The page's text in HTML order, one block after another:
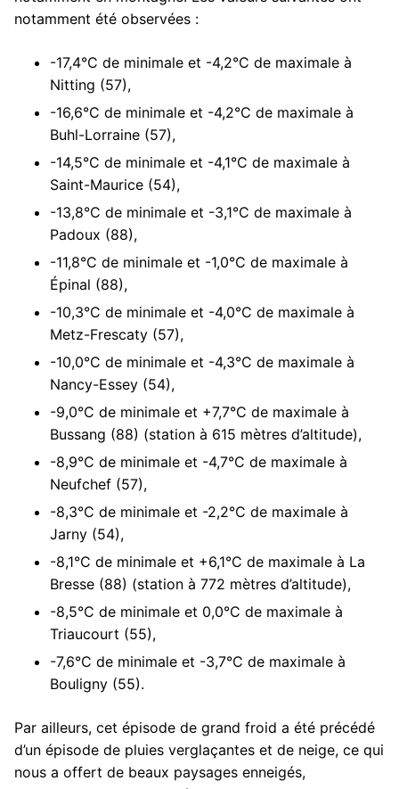
notamment été observées :
-17,4°C de minimale et -4,2°C de maximale à
Nitting (57),
-16,6°C de minimale et -4,2°C de maximale à
Buhl-Lorraine (57),
-14,5°C de minimale et -4,1°C de maximale à
Saint-Maurice (54),
-13,8°C de minimale et -3,1°C de maximale à
Padoux (88),
-11,8°C de minimale et -1,0°C de maximale à
Épinal (88),
-10,3°C de minimale et -4,0°C de maximale à
Metz-Frescaty (57),
-10,0°C de minimale et -4,3°C de maximale à
Nancy-Essey (54),
-9,0°C de minimale et +7,7°C de maximale à
Bussang (88) (station à 615 mètres d’altitude),
-8,9°C de minimale et -4,7°C de maximale à
Neufchef (57),
-8,3°C de minimale et -2,2°C de maximale à
Jarny (54),
-8,1°C de minimale et +6,1°C de maximale à La
Bresse (88) (station à 772 mètres d’altitude),
-8,5°C de minimale et 0,0°C de maximale à
Triaucourt (55),
-7,6°C de minimale et -3,7°C de maximale à
Bouligny (55).
Par ailleurs, cet épisode de grand froid a été précédé
d’un épisode de pluies verglaçantes et de neige, ce qui
nous a offert de beaux paysages enneigés,